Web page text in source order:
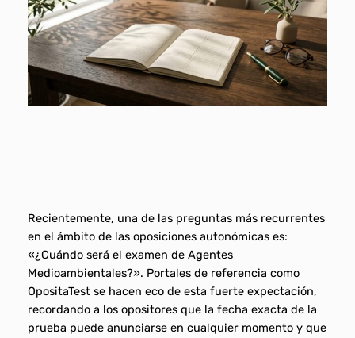
Recientemente, una de las preguntas más recurrentes
en el ámbito de las oposiciones autonómicas es:
«¿Cuándo será el examen de Agentes
Medioambientales?». Portales de referencia como
OpositaTest se hacen eco de esta fuerte expectación,
recordando a los opositores que la fecha exacta de la
prueba puede anunciarse en cualquier momento y que